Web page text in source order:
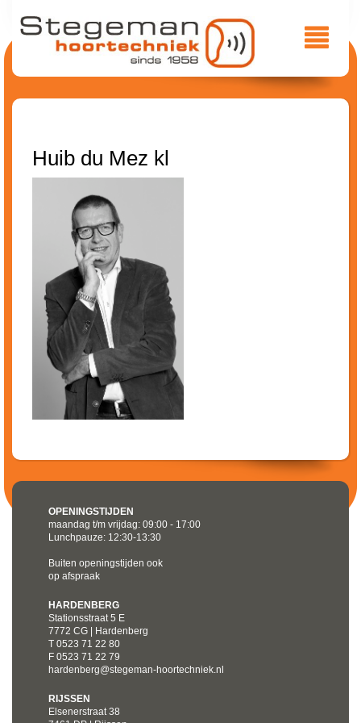
Huib du Mez kl
OPENINGSTIJDEN
maandag t/m vrijdag: 09:00 - 17:00
Lunchpauze: 12:30-13:30
Buiten openingstijden ook
op afspraak
HARDENBERG
Stationsstraat 5 E
7772 CG | Hardenberg
T 0523 71 22 80
F 0523 71 22 79
hardenberg@stegeman-hoortechniek.nl
RIJSSEN
Elsenerstraat 38